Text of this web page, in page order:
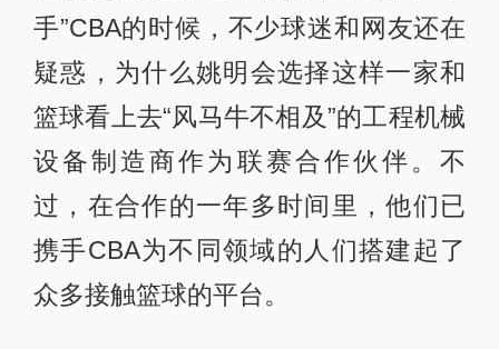
手”CBA的时候，不少球迷和网友还在
疑惑，为什么姚明会选择这样一家和
篮球看上去“风马牛不相及”的工程机械
设备制造商作为联赛合作伙伴。不
过，在合作的一年多时间里，他们已
携手CBA为不同领域的人们搭建起了
众多接触篮球的平台。